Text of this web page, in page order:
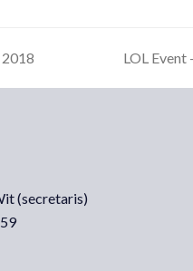
next
post:
LOL Event
(secretaris)